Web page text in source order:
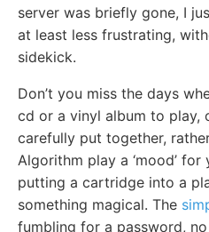
server was briefly gone, I
at least less frustrating,
sidekick.
Don’t you miss the days
cd or a vinyl album to play,
carefully put together,
Algorithm play a ‘mood’ for
putting a cartridge into a
something magical. The
fumbling for a password,